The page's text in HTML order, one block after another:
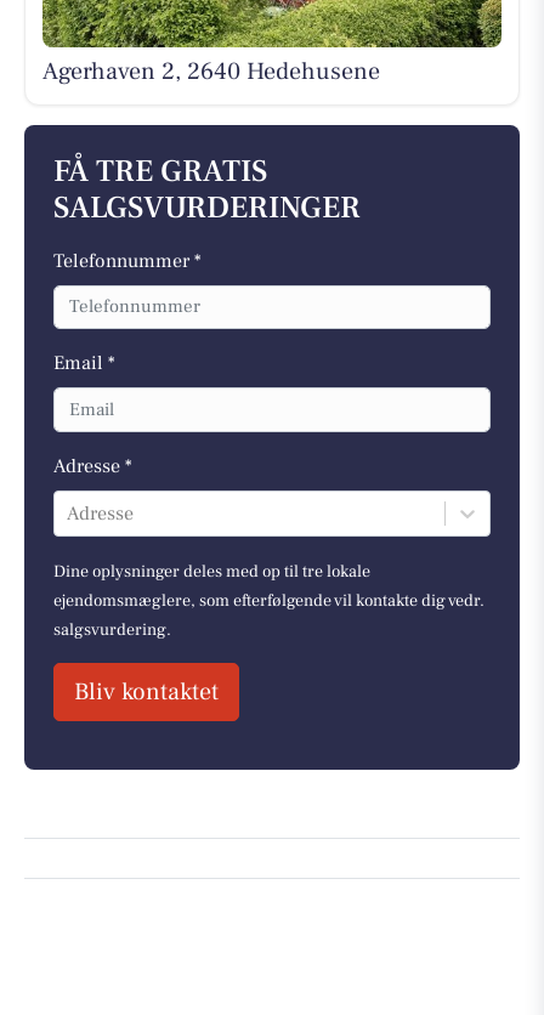
Agerhaven 2, 2640 Hedehusene
FÅ TRE GRATIS
SALGSVURDERINGER
Telefonnummer *
Email *
Adresse *
Adresse
Dine oplysninger deles med op til tre lokale
ejendomsmæglere, som efterfølgende vil kontakte dig vedr.
salgsvurdering.
Bliv kontaktet